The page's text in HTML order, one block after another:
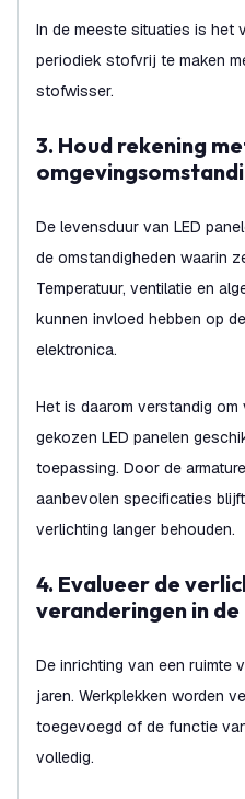
In de meeste situaties is het
periodiek stofvrij te maken
stofwisser.
3. Houd rekening met de
De levensduur van LED
de omstandigheden waarin
Temperatuur, ventilatie en
kunnen invloed hebben op
elektronica.
Het is daarom verstandig
gekozen LED panelen
toepassing. Door de
aanbevolen specificaties
verlichting langer behouden.
4. Evalueer de verlichting bij
veranderingen in
De inrichting van een ruimte
jaren. Werkplekken worden
toegevoegd of de functie
volledig.